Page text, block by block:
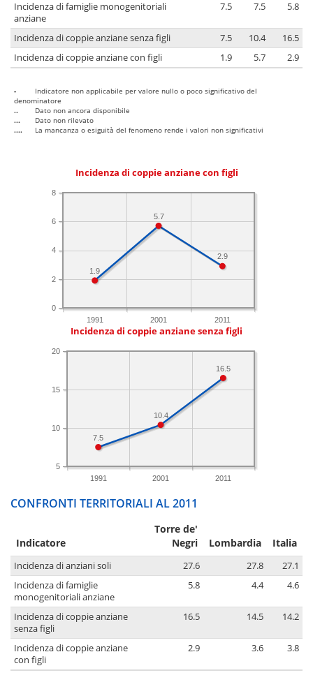
Incidenza di famiglie monogenitoriali
anziane
7.5 7.5 5.8
Incidenza di coppie anziane senza figli 7.5 10.4
16.5
Incidenza di coppie anziane con figli
1.9 5.7 2.9
-
Indicatore non applicabile per valore nullo o poco significativo del
denominatore
..
Dato non ancora disponibile
...
Dato non rilevato
....
La mancanza o esiguità del fenomeno rende i valori non significativi
Incidenza di coppie anziane con figli
1991 2001 2011
0
2
4
6
8
2.9
5.7
1.9
Incidenza di coppie anziane senza figli
1991 2001 2011
5
10
15
20
16.5
10.4
7.5
CONFRONTI TERRITORIALI AL 2011
Indicatore
Torre de'
Negri
Lombardia Italia
Incidenza di anziani soli 27.6 27.8
27.1
Incidenza di famiglie
monogenitoriali anziane
5.8 4.4 4.6
Incidenza di coppie anziane
senza figli
16.5 14.5 14.2
Incidenza di coppie anziane
con figli
2.9 3.6 3.8